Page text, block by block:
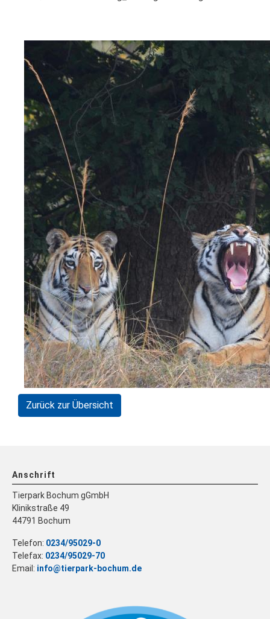
Zurück zur Übersicht
Anschrift
Tierpark Bochum gGmbH
Klinikstraße 49
44791 Bochum
Telefon: 0234/95029-0
Telefax: 0234/95029-70
Email: info@tierpark-bochum.de